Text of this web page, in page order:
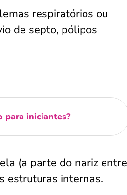
respiratórios ou
de septo, pólipos
para iniciantes?
(a parte do nariz entre
estruturas internas.